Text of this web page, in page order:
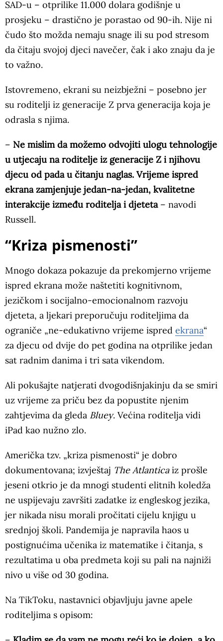
SAD-u – otprilike 11.000 dolara godišnje u
prosjeku – drastično je porastao od 90-ih. Nije ni
čudo što možda nemaju snage ili su pod stresom
da čitaju svojoj djeci navečer, čak i ako znaju da je
to važno.
Istovremeno, ekrani su neizbježni – posebno jer
su roditelji iz generacije Z prva generacija koja je
odrasla s njima.
– Ne mislim da možemo odvojiti ulogu tehnologije
u utjecaju na roditelje iz generacije Z i njihovu
djecu od pada u čitanju naglas. Vrijeme ispred
ekrana zamjenjuje jedan-na-jedan, kvalitetne
interakcije između roditelja i djeteta – navodi
Russell.
“Kriza pismenosti”
Mnogo dokaza pokazuje da prekomjerno vrijeme
ispred ekrana može naštetiti kognitivnom,
jezičkom i socijalno-emocionalnom razvoju
djeteta, a ljekari preporučuju roditeljima da
ograniče „ne-edukativno vrijeme ispred ekrana“
za djecu od dvije do pet godina na otprilike jedan
sat radnim danima i tri sata vikendom.
Ali pokušajte natjerati dvogodišnjakinju da se smiri
uz vrijeme za priču bez da popustite njenim
zahtjevima da gleda Bluey. Većina roditelja vidi
iPad kao nužno zlo.
Američka tzv. „kriza pismenosti“ je dobro
dokumentovana; izvještaj The Atlanticaiz prošle
jeseni otkrio je da mnogi studenti elitnih koledža
ne uspijevaju završiti zadatke iz engleskog jezika,
jer nikada nisu morali pročitati cijelu knjigu u
srednjoj školi. Pandemija je napravila haos u
postignućima učenika iz matematike i čitanja, s
rezultatima u oba predmeta koji su pali na najniži
nivo u više od 30 godina.
Na TikToku, nastavnici objavljuju javne apele
roditeljima s opisom: